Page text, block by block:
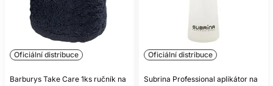
Oficiální distribuce
Barburys Take Care 1ks ručník na
Oficiální distribuce
Subrina Professional aplikátor na